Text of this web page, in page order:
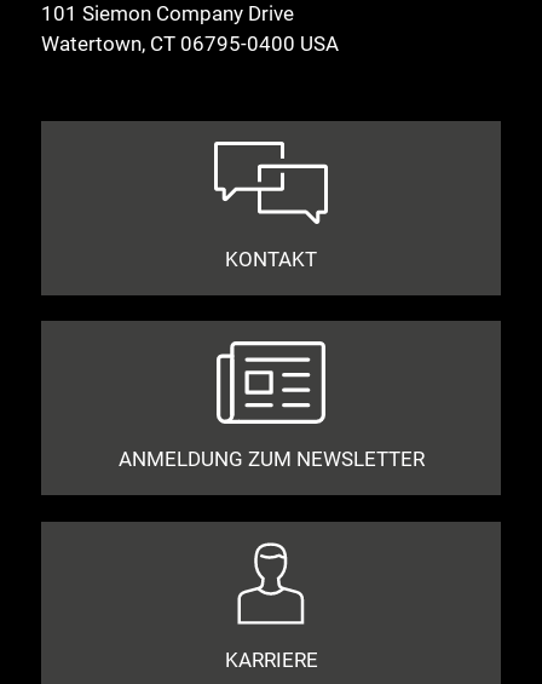
101 Siemon Company Drive
Watertown, CT 06795-0400 USA
KONTAKT
ANMELDUNG ZUM NEWSLETTER
KARRIERE